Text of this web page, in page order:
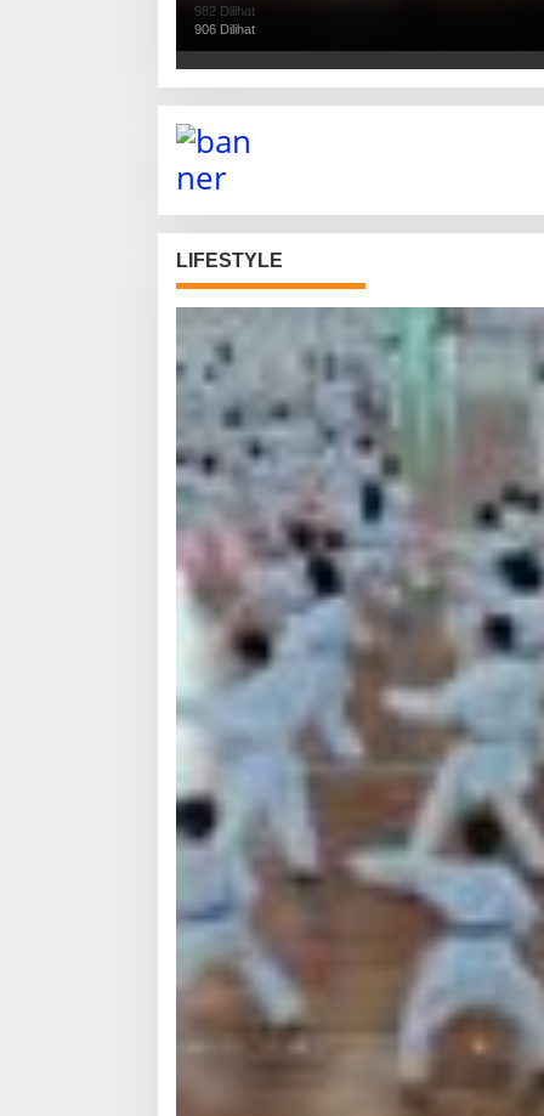
982 Dilihat
906 Dilihat
LIFESTYLE